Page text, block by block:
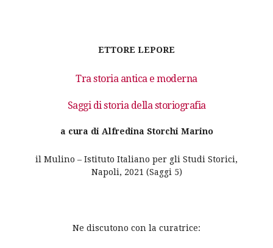
ETTORE LEPORE
Tra storia antica e moderna
Saggi di storia della storiografia
a cura di Alfredina Storchi Marino
il Mulino – Istituto Italiano per gli Studi Storici,
Napoli, 2021 (Saggi 5)
Ne discutono con la curatrice: